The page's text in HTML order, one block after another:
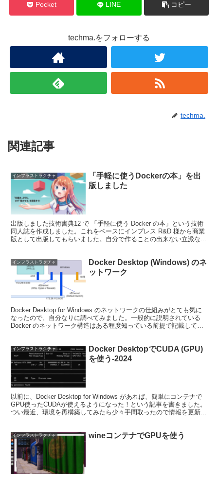
Pocket LINE コピー
techma.をフォローする
techma.
関連記事
インフラストラクチャ
「手軽に使うDockerの本」を出
版しました
出版しました技術書典12 で 「手軽に使う Docker の本」という技術
同人誌を作成しました。これをベースにインプレス R&D 様から商業
版として出版してもらいました。自分で作ることの出来ない立派な表
インフラストラクチャ
Docker Desktop (Windows) のネ
ットワーク
Docker Desktop for Windows のネットワークの仕組みがとても気に
なったので、自分なりに調べてみました。一般的に説明されている
Docker のネットワーク構造はある程度知っている前提で記載してい
インフラストラクチャ
Docker DesktopでCUDA (GPU)
を使う-2024
以前に、Docker Desktop for Windows があれば、簡単にコンテナで
GPU使ったCUDAが使えるようになった！という記事を書きました。
つい最近、環境を再構築してみたら少々手間取ったので情報を更新し
インフラストラクチャ wineコンテナでGPUを使う